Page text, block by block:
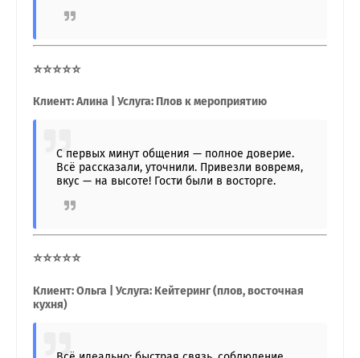
⭐⭐⭐⭐⭐
Клиент: Алина | Услуга: Плов к мероприятию
С первых минут общения — полное доверие.
Всё рассказали, уточнили. Привезли вовремя,
вкус — на высоте! Гости были в восторге.
⭐⭐⭐⭐⭐
Клиент: Ольга | Услуга: Кейтеринг (плов, восточная
кухня)